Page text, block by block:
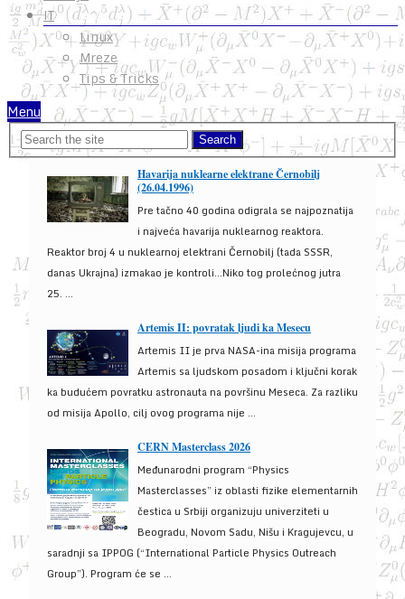
IT
Linux
Mreze
Tips & Tricks
Menu
Havarija nuklearne elektrane Černobilj
(26.04.1996)
Pre tačno 40 godina odigrala se najpoznatija
i najveća havarija nuklearnog reaktora.
Reaktor broj 4 u nuklearnoj elektrani Černobilj (tada SSSR,
danas Ukrajna) izmakao je kontroli...Niko tog prolećnog jutra
25. ...
Artemis II: povratak ljudi ka Mesecu
Artemis II je prva NASA-ina misija programa
Artemis sa ljudskom posadom i ključni korak
ka budućem povratku astronauta na površinu Meseca. Za razliku
od misija Apollo, cilj ovog programa nije ...
CERN Masterclass 2026
Međunarodni program “Physics
Masterclasses” iz oblasti fizike elementarnih
čestica u Srbiji organizuju univerziteti u
Beogradu, Novom Sadu, Nišu i Kragujevcu, u
saradnji sa IPPOG (“International Particle Physics Outreach
Group”). Program će se ...